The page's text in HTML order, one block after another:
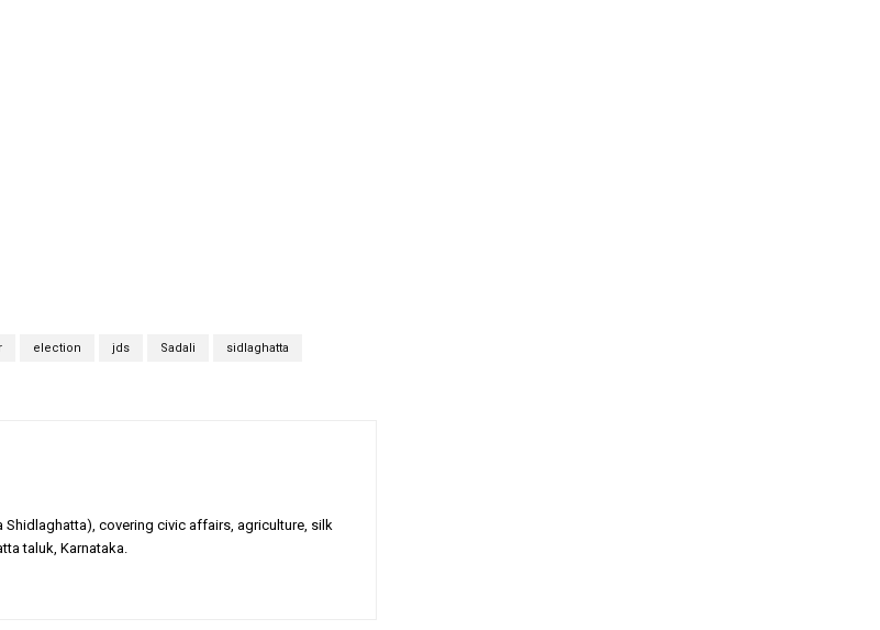
election jds Sadali sidlaghatta
covering civic affairs, agriculture, silk
taluk, Karnataka.